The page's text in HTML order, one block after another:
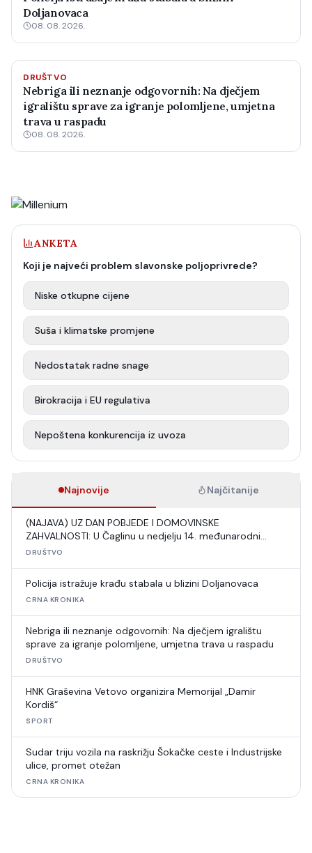
Doljanovaca
08. 08. 2026.
DRUŠTVO
Nebriga ili neznanje odgovornih: Na dječjem
igralištu sprave za igranje polomljene, umjetna
trava u raspadu
08. 08. 2026.
ANKETA
Koji je najveći problem slavonske poljoprivrede?
Niske otkupne cijene
Suša i klimatske promjene
Nedostatak radne snage
Birokracija i EU regulativa
Nepoštena konkurencija iz uvoza
Najnovije Najčitanije
(NAJAVA) UZ DAN POBJEDE I DOMOVINSKE
ZAHVALNOSTI: U Čaglinu u nedjelju 14. međunarodni
šahovski turnir
DRUŠTVO
Policija istražuje krađu stabala u blizini Doljanovaca
CRNA KRONIKA
Nebriga ili neznanje odgovornih: Na dječjem igralištu
sprave za igranje polomljene, umjetna trava u raspadu
DRUŠTVO
HNK Graševina Vetovo organizira Memorijal „Damir
Kordiš“
SPORT
Sudar triju vozila na raskrižju Šokačke ceste i Industrijske
ulice, promet otežan
CRNA KRONIKA